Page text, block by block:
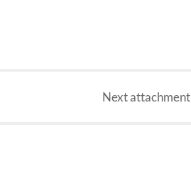
Nextattachment